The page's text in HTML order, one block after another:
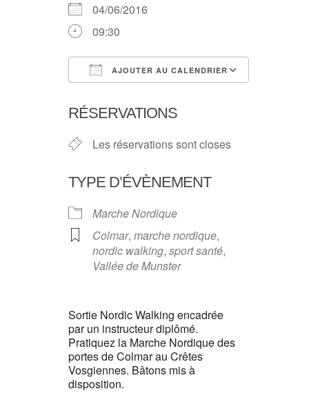
04/06/2016
09:30
AJOUTER AU CALENDRIER
RÉSERVATIONS
Les réservations sont closes
TYPE D’ÉVÈNEMENT
Marche Nordique
Colmar, marche nordique,
nordic walking, sport santé,
Vallée de Munster
Sortie Nordic Walking encadrée
par un instructeur diplômé.
Pratiquez la Marche Nordique des
portes de Colmar au Crêtes
Vosgiennes. Bâtons mis à
disposition.